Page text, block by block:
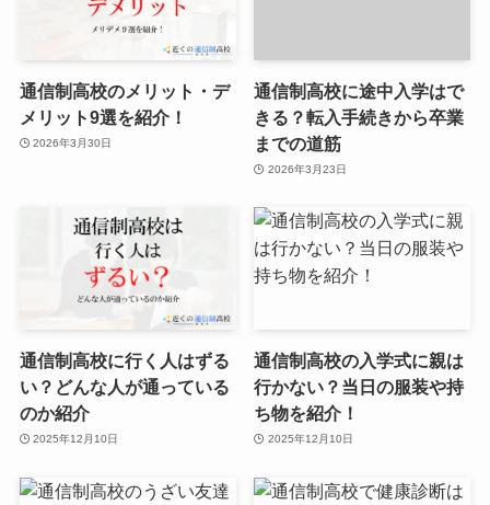
通信制高校のメリット・デ
メリット9選を紹介！
2026年3月30日
通信制高校に途中入学はで
きる？転入手続きから卒業
までの道筋
2026年3月23日
通信制高校に行く人はずる
い？どんな人が通っている
のか紹介
2025年12月10日
通信制高校の入学式に親は
行かない？当日の服装や持
ち物を紹介！
2025年12月10日